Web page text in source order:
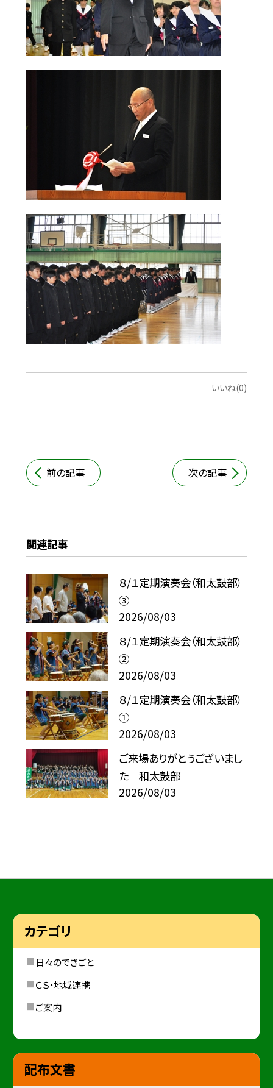
いいね(0)
前の記事 次の記事
関連記事
８/１定期演奏会（和太鼓部）
③
2026/08/03
８/１定期演奏会（和太鼓部）
②
2026/08/03
８/１定期演奏会（和太鼓部）
①
2026/08/03
ご来場ありがとうございまし
た 和太鼓部
2026/08/03
カテゴリ
日々のできごと
ＣＳ・地域連携
ご案内
配布文書